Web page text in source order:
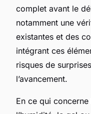
complet avant le
notamment une
existantes et des
intégrant ces
risques de
l’avancement.
En ce qui